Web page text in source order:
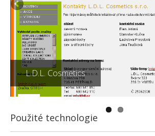
L.D.L. Cosmetics
Použité technologie